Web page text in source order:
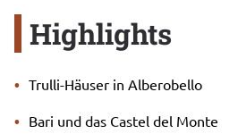
Highlights
Trulli-Häuser in Alberobello
Bari und das Castel del Monte